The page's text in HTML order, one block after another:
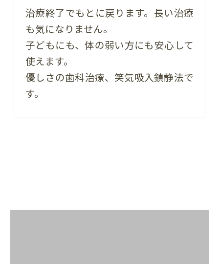
治療終了でもとに戻ります。長い治療
も気になりません。
子どもにも、体の弱い方にも安心して
使えます。
優しさの歯科治療、笑気吸入鎮静法で
す。